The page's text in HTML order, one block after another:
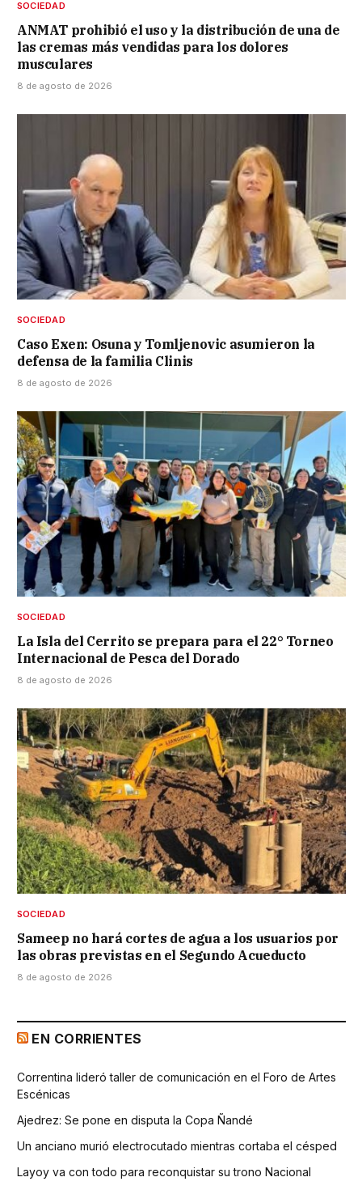
SOCIEDAD
ANMAT prohibió el uso y la distribución de una de
las cremas más vendidas para los dolores
musculares
8 de agosto de 2026
SOCIEDAD
Caso Exen: Osuna y Tomljenovic asumieron la
defensa de la familia Clinis
8 de agosto de 2026
SOCIEDAD
La Isla del Cerrito se prepara para el 22° Torneo
Internacional de Pesca del Dorado
8 de agosto de 2026
SOCIEDAD
Sameep no hará cortes de agua a los usuarios por
las obras previstas en el Segundo Acueducto
8 de agosto de 2026
EN CORRIENTES
Correntina lideró taller de comunicación en el Foro de Artes
Escénicas
Ajedrez: Se pone en disputa la Copa Ñandé
Un anciano murió electrocutado mientras cortaba el césped
Layoy va con todo para reconquistar su trono Nacional